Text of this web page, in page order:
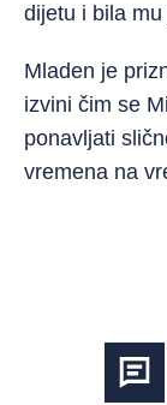
dijetu i bila
Mladen je
izvini čim se
ponavljati
vremena na